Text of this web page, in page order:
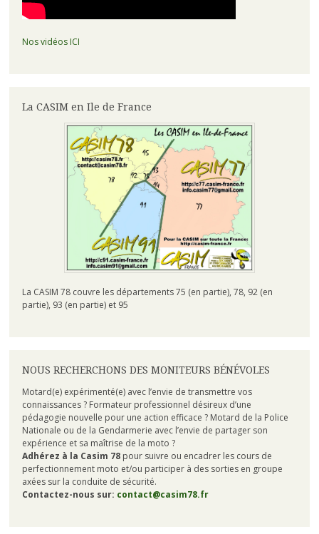
Nos vidéos ICI
La CASIM en Ile de France
La CASIM 78 couvre les départements 75 (en partie), 78, 92 (en
partie), 93 (en partie) et 95
NOUS RECHERCHONS DES MONITEURS BÉNÉVOLES
Motard(e) expérimenté(e) avec l’envie de transmettre vos
connaissances ? Formateur professionnel désireux d’une
pédagogie nouvelle pour une action efficace ? Motard de la Police
Nationale ou de la Gendarmerie avec l’envie de partager son
expérience et sa maîtrise de la moto ?
Adhérez à la Casim 78pour suivre ou encadrer les cours de
perfectionnement moto et/ou participer à des sorties en groupe
axées sur la conduite de sécurité.
Contactez-nous sur: contact@casim78.fr